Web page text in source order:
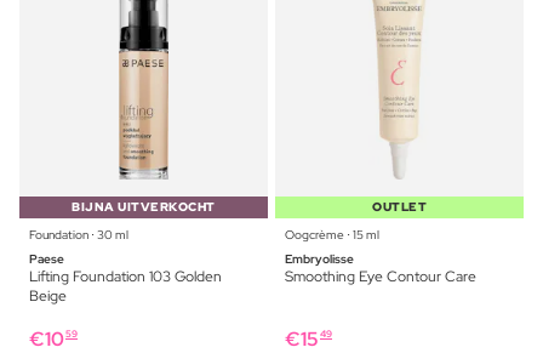
BIJNA UITVERKOCHT
Foundation ⋅ 30 ml
Paese
Lifting Foundation 103 Golden
Beige
€1059
OUTLET
Oogcrème ⋅ 15 ml
Embryolisse
Smoothing Eye Contour Care
€15 49